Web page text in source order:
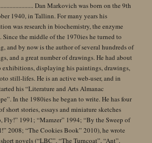
Dan Markovich was born on the 9th
1940, in Tallinn. For many years his
was research in biochemistry, the enzyme
Since the middle of the 1970ies he turned to
and by now is the author of several hundreds of
and a great number of drawings. He had about
exhibitions, displaying his paintings, drawings,
still-lifes. He is an active web-user, and in
his “Literature and Arts Almanac
In the 1980ies he began to write. He has four
short stories, essays and miniature sketches
Fly!” 1991; “Mamzer” 1994; “By the Sweep of
2008; “The Cookies Book” 2010), he wrote
novels (“LBC”, “The Turncoat”, “Ant”,